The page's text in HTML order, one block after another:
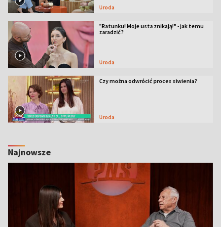
Uroda
"Ratunku! Moje usta znikają!" - jak temu
zaradzić?
Uroda
Czy można odwrócić proces siwienia?
Uroda
Najnowsze